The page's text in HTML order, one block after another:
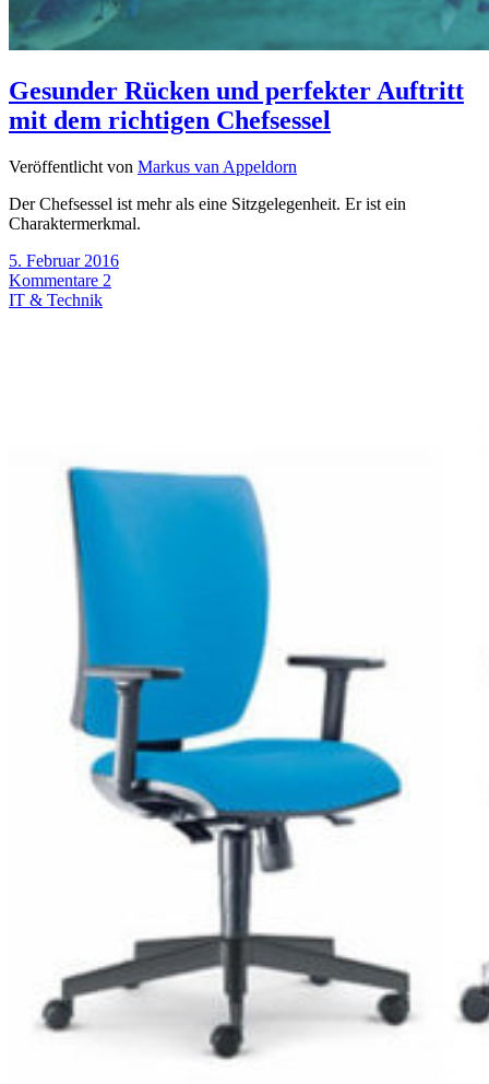
Gesunder Rücken und perfekter Auftritt
mit dem richtigen Chefsessel
Veröffentlicht von Markus van Appeldorn
Der Chefsessel ist mehr als eine Sitzgelegenheit. Er ist ein
Charaktermerkmal.
5. Februar 2016
Kommentare 2
IT & Technik